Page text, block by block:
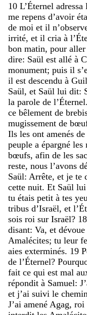
10 L’Éternel adressa
me repens d’avoir
de moi et il
irrité, et il cria à
bon matin, pour aller
dire: Saül est allé à
monument; puis il
il est descendu à
Saül, et Saül lui dit:
la parole de l’Éternel.
ce bêlement de
mugissement de
Ils les ont amenés de
peuple a épargné les
bœufs, afin de les
reste, nous l’avons
Saül: Arrête, et je te
cette nuit. Et Saül lui
tu étais petit à tes
tribus d’Israël, et
sois roi sur Israël? 18
disant: Va, et dévoue
Amalécites; tu leur
aies exterminés. 19
de l’Éternel?
fait ce qui est mal
répondit à Samuel:
et j’ai suivi le chemin
J’ai amené Agag, roi